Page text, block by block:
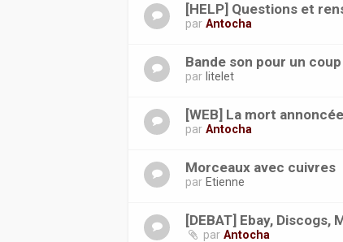
[HELP] Questions et
parAntocha
Bande son pour un coup
par litelet
[WEB] La mort
parAntocha
Morceaux avec cuivres
par Etienne
[DEBAT] Ebay,
parAntocha